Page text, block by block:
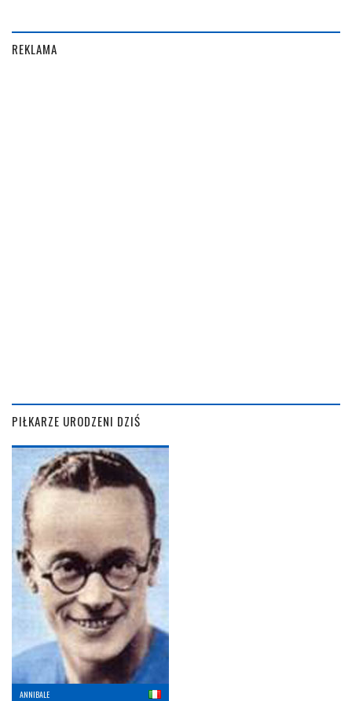
REKLAMA
PIŁKARZE URODZENI DZIŚ
ANNIBALE